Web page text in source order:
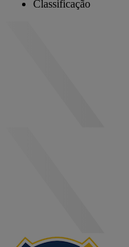
Classificação